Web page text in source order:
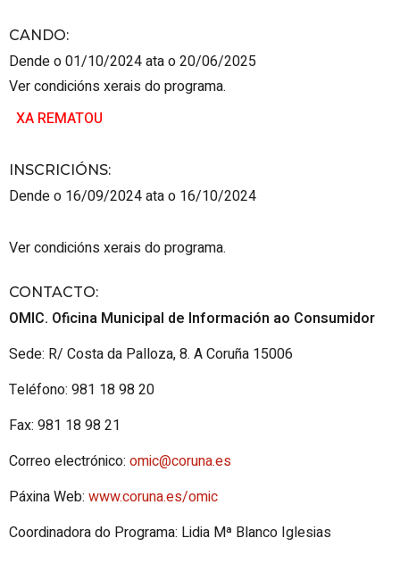
CANDO:
Dende o 01/10/2024 ata o 20/06/2025
Ver condicións xerais do programa.
XA REMATOU
INSCRICIÓNS:
Dende o 16/09/2024 ata o 16/10/2024
Ver condicións xerais do programa.
CONTACTO:
OMIC. Oficina Municipal de Información ao Consumidor
Sede: R/ Costa da Palloza, 8. A Coruña 15006
Teléfono: 981 18 98 20
Fax: 981 18 98 21
Correo electrónico: omic@coruna.es
Páxina Web: www.coruna.es/omic
Coordinadora do Programa: Lidia Mª Blanco Iglesias